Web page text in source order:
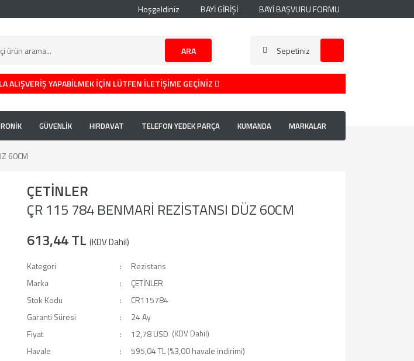
Hoşgeldiniz BAYİ GİRİŞİ BAYİ BAŞVURU FORMU
ARA Sepetiniz
ALIŞVERİŞ YAPABİLMEK İÇİN LÜTFEN İLETİŞİME GEÇİNİZ
GÜVENLİK HIRDAVAT TELEFON YEDEK PARÇA KUMANDA MARKALAR
60CM
ÇETİNLER
ÇR 115 784 BENMARİ REZİSTANSI DÜZ 60CM
613,44 TL (KDV Dahil)
Kategori
Rezistans
Marka
ÇETİNLER
Stok Kodu
CR115784
Garanti Süresi
24 Ay
Fiyat
12,78 USD (KDV Dahil)
Havale
595,04 TL (%3,00 havale indirimi)